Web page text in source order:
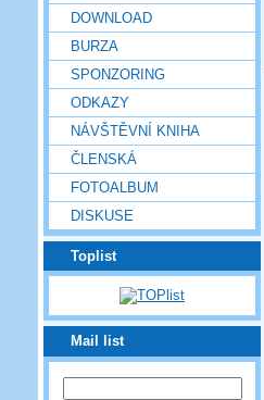
DOWNLOAD
BURZA
SPONZORING
ODKAZY
NÁVŠTĚVNÍ KNIHA
ČLENSKÁ
FOTOALBUM
DISKUSE
Toplist
Mail list